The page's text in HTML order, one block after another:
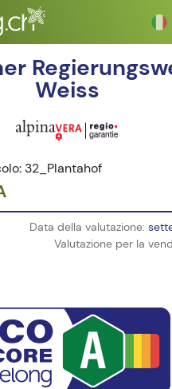
Weiss
32_Plantahof
Data della valutazione:
Valutazione per la